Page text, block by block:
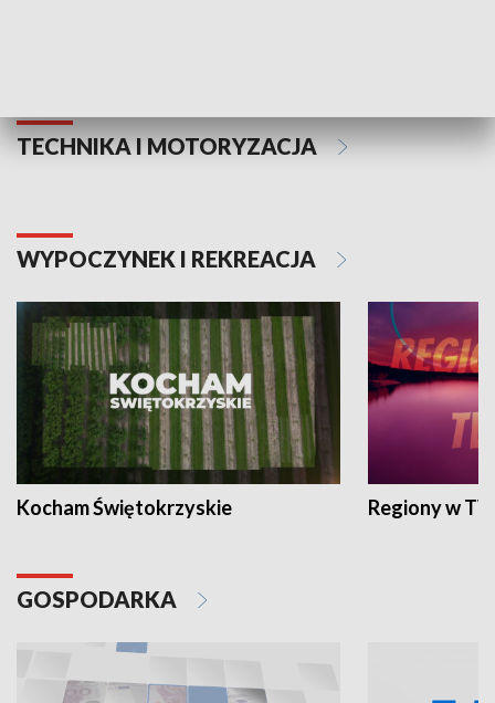
TECHNIKA I MOTORYZACJA
WYPOCZYNEK I REKREACJA
Kocham Świętokrzyskie Regiony w
GOSPODARKA